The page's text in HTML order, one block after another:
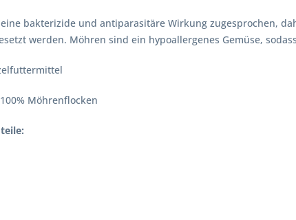
bakterizide und antiparasitäre Wirkung zugesprochen,
werden. Möhren sind ein hypoallergenes Gemüse,
100% Möhrenflocken